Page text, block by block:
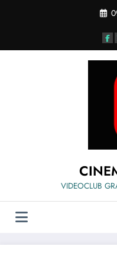
VIDEOCLUB